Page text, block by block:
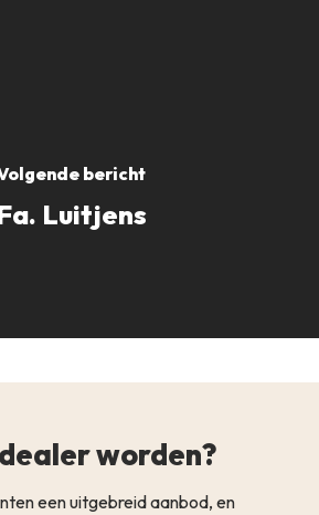
bericht
Luitjens
worden?
een uitgebreid aanbod, en